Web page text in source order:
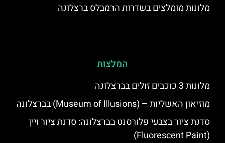
מלונות מומלצים בשדרות הרמבלס ברצלונה
המלצות
מלונות 3 כוכבים זולים בברצלונה
מוזיאון האשליות – (Museum of Illusions) בברצלונה
סדנת ציור בצבעי פלורסנט בברצלונה: סדנת ציור ויין
(Fluorescent Paint)